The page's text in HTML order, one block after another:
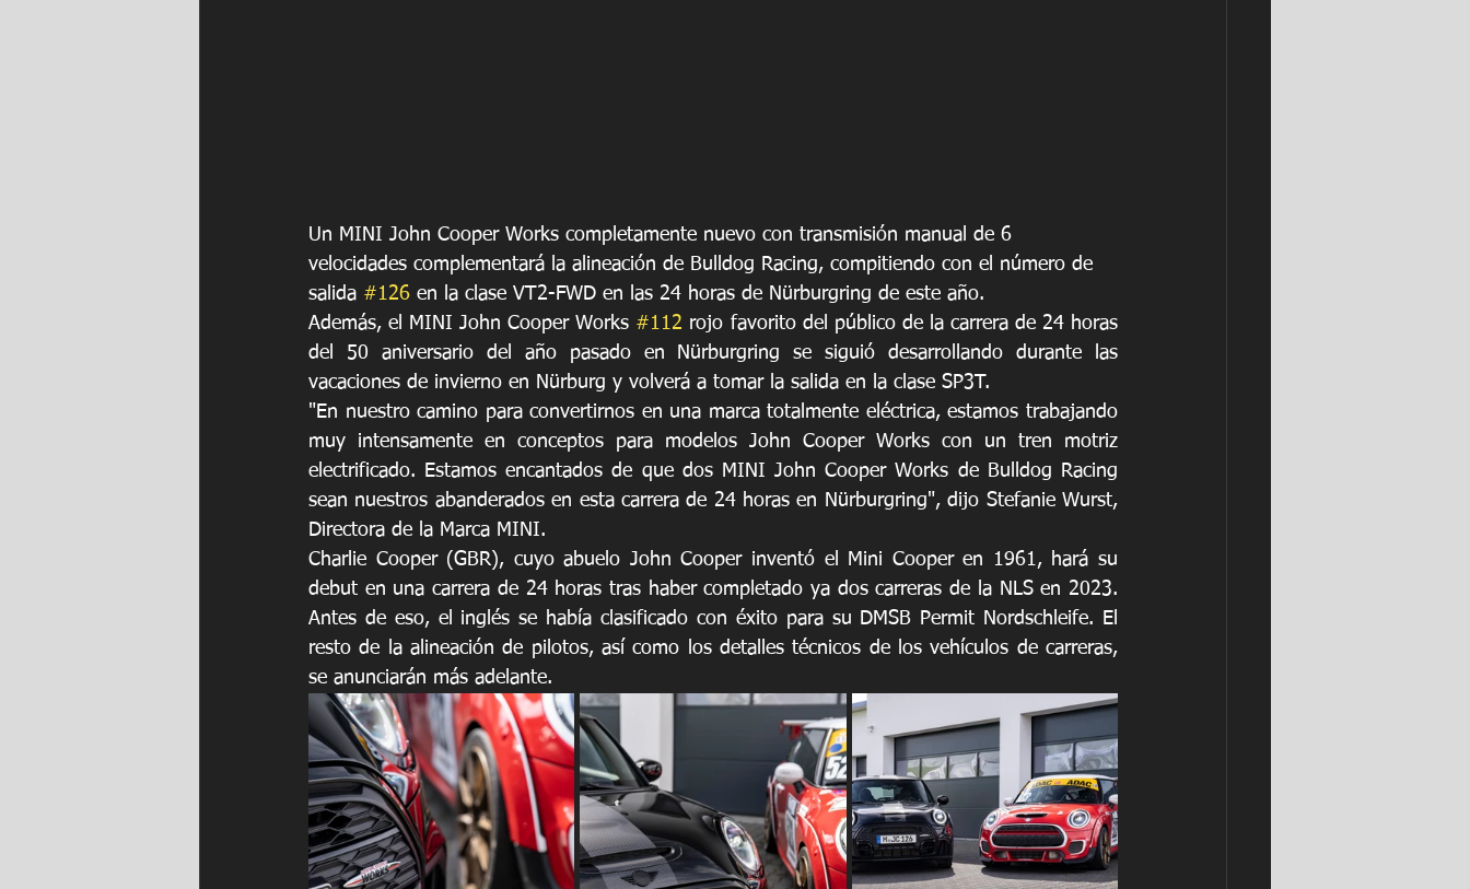
Un MINI John Cooper Works completamente nuevo con transmisión manual de 6
velocidades complementará la alineación de Bulldog Racing, compitiendo con el número de
salida #126 en la clase VT2-FWD en las 24 horas de Nürburgring de este año.
Además, el MINI John Cooper Works #112 rojo favorito del público de la carrera de 24 horas
del 50 aniversario del año pasado en Nürburgring se siguió desarrollando durante las
vacaciones de invierno en Nürburg y volverá a tomar la salida en la clase SP3T.
"En nuestro camino para convertirnos en una marca totalmente eléctrica, estamos trabajando
muy intensamente en conceptos para modelos John Cooper Works con un tren motriz
electrificado. Estamos encantados de que dos MINI John Cooper Works de Bulldog Racing
sean nuestros abanderados en esta carrera de 24 horas en Nürburgring", dijo Stefanie Wurst,
Directora de la Marca MINI.
Charlie Cooper (GBR), cuyo abuelo John Cooper inventó el Mini Cooper en 1961, hará su
debut en una carrera de 24 horas tras haber completado ya dos carreras de la NLS en 2023.
Antes de eso, el inglés se había clasificado con éxito para su DMSB Permit Nordschleife. El
resto de la alineación de pilotos, así como los detalles técnicos de los vehículos de carreras,
se anunciarán más adelante.